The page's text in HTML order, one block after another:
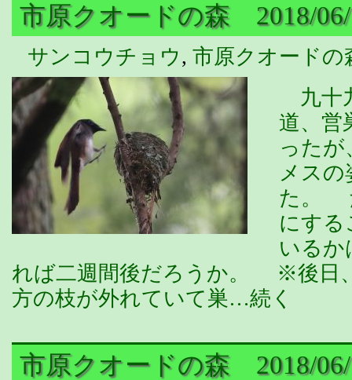
市原クオードの森 2018/
サンコウチョウ, 市原クオードの
九十
道、営
った
メス
た。
にする
いるか
れば二週間後だろうか。 ※後日
方の枝が外れていて巣…続く
市原クオードの森 2018/